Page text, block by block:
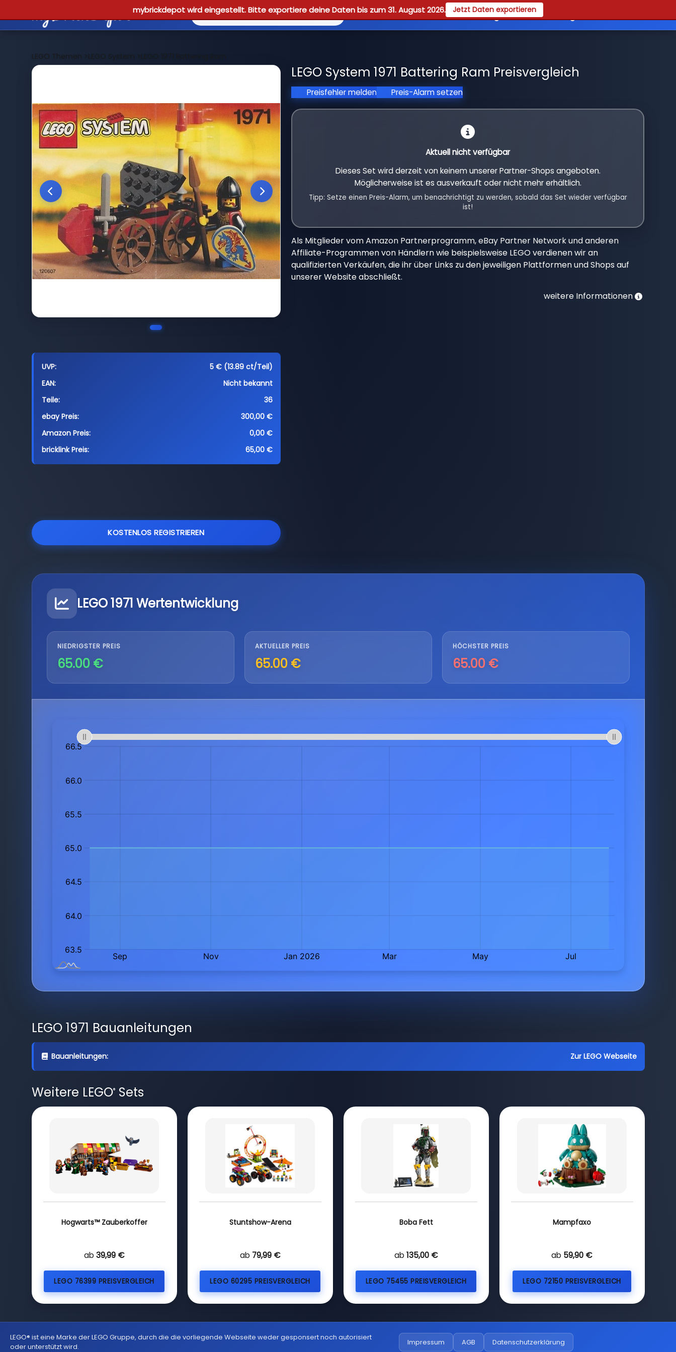
mybrickdepot wird eingestellt. Bitte exportiere deine Daten bis zum 31. August 2026. Jetzt Daten exportieren
Reviews Guides Registrieren
LEGO Themen >LEGO System >LEGO 1971 Battering Ram
UVP:
5 € (13.89 ct/Teil)
EAN:
Nicht bekannt
Teile:
36
ebay Preis:
300,00 €
Amazon Preis:
0,00 €
bricklink Preis:
65,00 €
KOSTENLOS REGISTRIEREN
LEGO System 1971 Battering Ram Preisvergleich
Preisfehler melden Preis-Alarm setzen
Aktuell nicht verfügbar
Dieses Set wird derzeit von keinem unserer Partner-Shops angeboten.
Möglicherweise ist es ausverkauft oder nicht mehr erhältlich.
Tipp: Setze einen Preis-Alarm, um benachrichtigt zu werden, sobald das Set wieder verfügbar
ist!
Als Mitglieder vom Amazon Partnerprogramm, eBay Partner Network und anderen
Affiliate-Programmen von Händlern wie beispielsweise LEGO verdienen wir an
qualifizierten Verkäufen, die ihr über Links zu den jeweiligen Plattformen und Shops auf
unserer Website abschließt.
weitere Informationen
LEGO 1971 Wertentwicklung
NIEDRIGSTER PREIS
65.00 €
AKTUELLER PREIS
65.00 €
HÖCHSTER PREIS
65.00 €
LEGO 1971 Bauanleitungen
Bauanleitungen: Zur LEGO Webseite
Weitere LEGO®Sets
Hogwarts™ Zauberkoffer
ab 39,99 €
LEGO 76399 PREISVERGLEICH
Stuntshow-Arena
ab 79,99 €
LEGO 60295 PREISVERGLEICH
Boba Fett
ab 135,00 €
LEGO 75455 PREISVERGLEICH
Mampfaxo
ab 59,90 €
LEGO 72150 PREISVERGLEICH
LEGO® ist eine Marke der LEGO Gruppe, durch die die vorliegende Webseite weder gesponsert noch autorisiert
oder unterstützt wird.
Impressum AGB Datenschutzerklärung